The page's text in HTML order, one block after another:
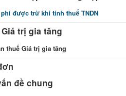
được trừ khi tính thuế TNDN
trị gia tăng
thuế Giá trị gia tăng
đề chung